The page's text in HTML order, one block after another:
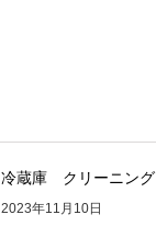
冷蔵庫 クリーニング
2023年11月10日